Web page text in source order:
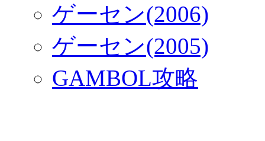
ゲーセン(2006)
ゲーセン(2005)
GAMBOL攻略